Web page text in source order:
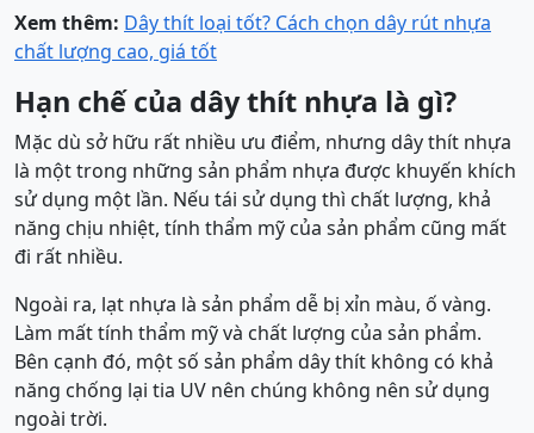
Xem thêm: Dây thít loại tốt? Cách chọn dây rút nhựa
chất lượng cao, giá tốt
Hạn chế của dây thít nhựa là gì?
Mặc dù sở hữu rất nhiều ưu điểm, nhưng dây thít nhựa
là một trong những sản phẩm nhựa được khuyến khích
sử dụng một lần. Nếu tái sử dụng thì chất lượng, khả
năng chịu nhiệt, tính thẩm mỹ của sản phẩm cũng mất
đi rất nhiều.
Ngoài ra, lạt nhựa là sản phẩm dễ bị xỉn màu, ố vàng.
Làm mất tính thẩm mỹ và chất lượng của sản phẩm.
Bên cạnh đó, một số sản phẩm dây thít không có khả
năng chống lại tia UV nên chúng không nên sử dụng
ngoài trời.